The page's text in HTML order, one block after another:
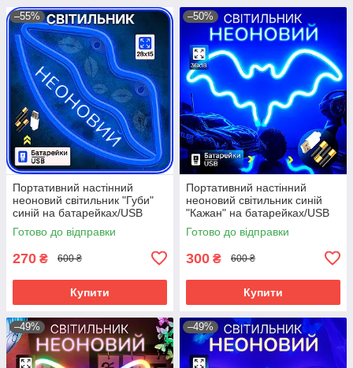
–55%
Портативний настінний
неоновий світильник "Губи"
синій на батарейках/USB
28*15см
Готово до відправки
270 ₴ 600 ₴
Купити
–50%
Портативний настінний
неоновий світильник синій
"Кажан" на батарейках/USB
36*2*18 см
Готово до відправки
300 ₴ 600 ₴
Купити
–49% –49%